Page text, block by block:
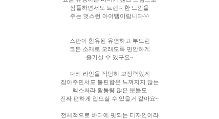
심플하면서도 트렌디한 느낌을
주는 멋스런 아이템이랍니다^^
스판이 함유된 유연하고 부드런
코튼 소재로 오래도록 편안하게
즐기실 수 있구요~
다리 라인을 적당히 보정력있게
잡아주면서도 불편함은 느껴지지 않는
텍스처라 활동량 많은 분들도
진짜 편하게 입으실 수 있을거 같아요~
전체적으로 바디에 핏되는 디자인이라